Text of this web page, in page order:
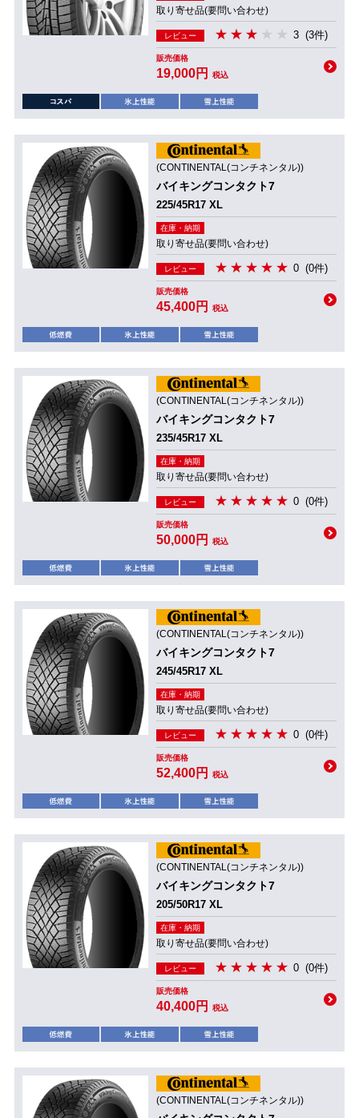
取り寄せ品(要問い合わせ)
レビュー 3 (3件)
販売価格
19,000円 税込
(CONTINENTAL(コンチネンタル))
バイキングコンタクト7
225/45R17 XL
在庫・納期
取り寄せ品(要問い合わせ)
レビュー 0 (0件)
販売価格
45,400円 税込
(CONTINENTAL(コンチネンタル))
バイキングコンタクト7
235/45R17 XL
在庫・納期
取り寄せ品(要問い合わせ)
レビュー 0 (0件)
販売価格
50,000円 税込
(CONTINENTAL(コンチネンタル))
バイキングコンタクト7
245/45R17 XL
在庫・納期
取り寄せ品(要問い合わせ)
レビュー 0 (0件)
販売価格
52,400円 税込
(CONTINENTAL(コンチネンタル))
バイキングコンタクト7
205/50R17 XL
在庫・納期
取り寄せ品(要問い合わせ)
レビュー 0 (0件)
販売価格
40,400円 税込
(CONTINENTAL(コンチネンタル))